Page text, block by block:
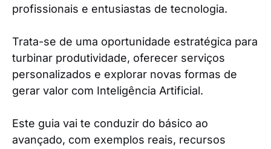
profissionais e entusiastas de tecnologia.
Trata-se de uma oportunidade estratégica para
turbinar produtividade, oferecer serviços
personalizados e explorar novas formas de
gerar valor com Inteligência Artificial.
Este guia vai te conduzir do básico ao
avançado, com exemplos reais, recursos